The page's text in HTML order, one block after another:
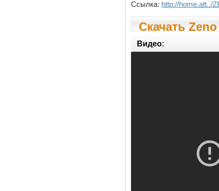
Ссылка: http://home.att../
Скачать
Видео: